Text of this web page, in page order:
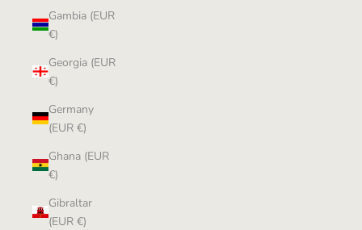
Gambia (EUR
€)
Georgia (EUR
€)
Germany
(EUR €)
Ghana (EUR
€)
Gibraltar
(EUR €)